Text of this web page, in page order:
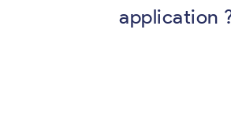
application